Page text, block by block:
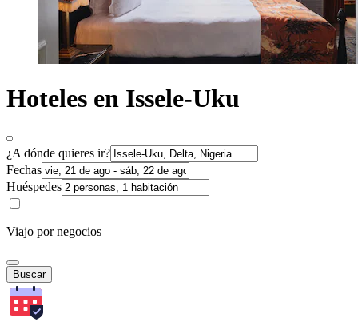
Hoteles en Issele-Uku
¿A dónde quieres ir?
Fechas
Huéspedes
Viajo por negocios
Buscar